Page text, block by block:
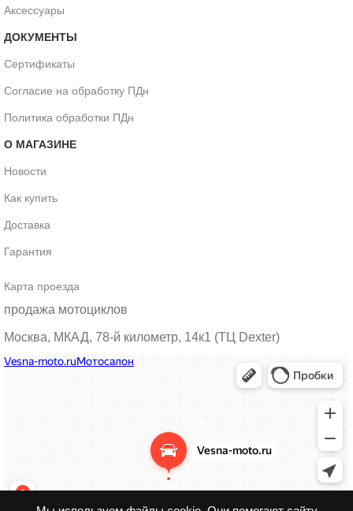
Аксессуары
ДОКУМЕНТЫ
Сертификаты
Согласие на обработку ПДн
Политика обработки ПДн
О МАГАЗИНЕ
Новости
Как купить
Доставка
Гарантия
Карта проезда
продажа мотоциклов
Москва, МКАД, 78-й километр, 14к1 (ТЦ Dexter)